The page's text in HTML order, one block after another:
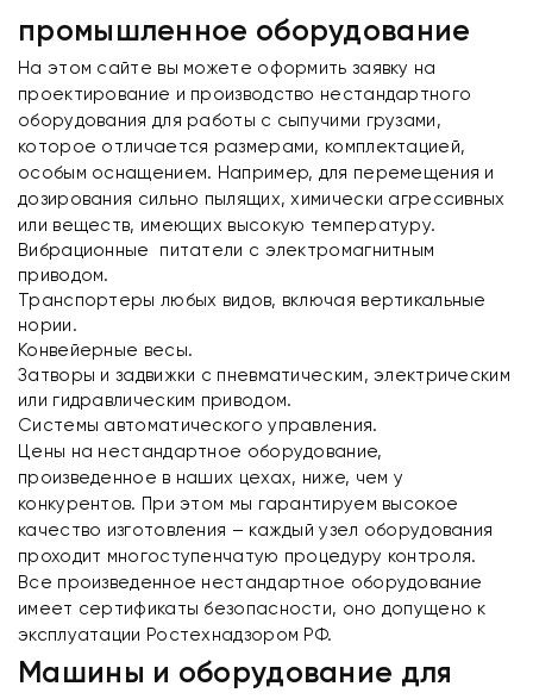
промышленное оборудование
На этом сайте вы можете оформить заявку на
проектирование и производство нестандартного
оборудования для работы с сыпучими грузами,
которое отличается размерами, комплектацией,
особым оснащением. Например, для перемещения и
дозирования сильно пылящих, химически агрессивных
или веществ, имеющих высокую температуру.
Вибрационные питатели с электромагнитным
приводом.
Транспортеры любых видов, включая вертикальные
нории.
Конвейерные весы.
Затворы и задвижки с пневматическим, электрическим
или гидравлическим приводом.
Системы автоматического управления.
Цены на нестандартное оборудование,
произведенное в наших цехах, ниже, чем у
конкурентов. При этом мы гарантируем высокое
качество изготовления – каждый узел оборудования
проходит многоступенчатую процедуру контроля.
Все произведенное нестандартное оборудование
имеет сертификаты безопасности, оно допущено к
эксплуатации Ростехнадзором РФ.
Машины и оборудование для